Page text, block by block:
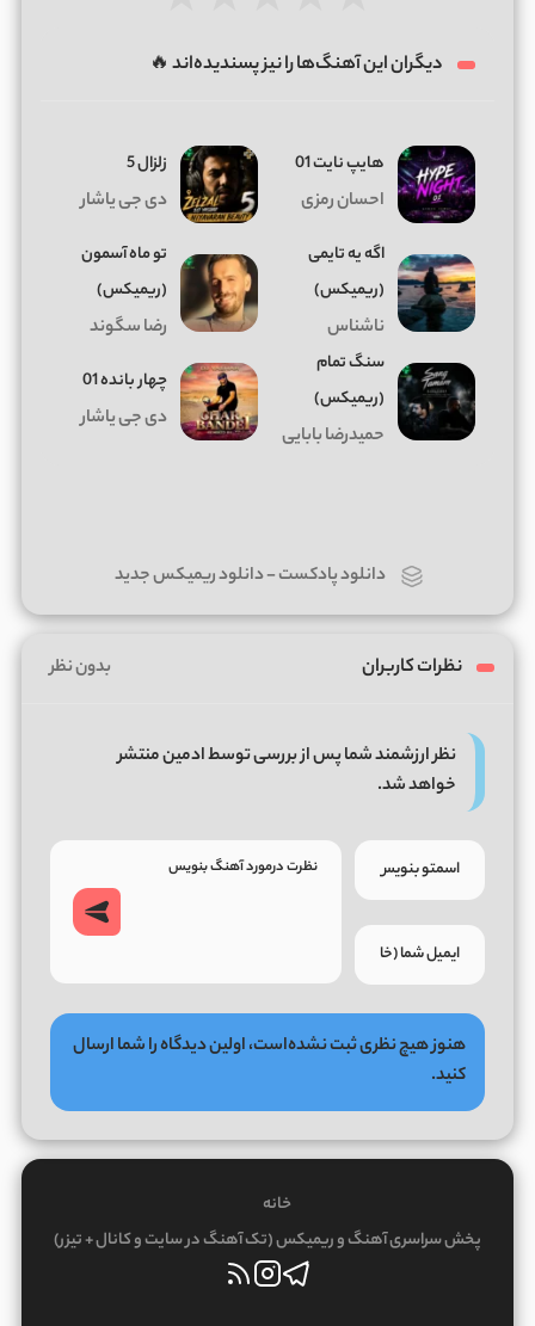
دیگران این آهنگ‌ها را نیز پسندیده‌اند 🔥
هایپ نایت 01
احسان رمزی
زلزال 5
دی جی یاشار
اگه یه تایمی
(ریمیکس)
ناشناس
تو ماه آسمون
(ریمیکس)
رضا سگوند
سنگ تمام
(ریمیکس)
حمیدرضا بابایی
چهار بانده 01
دی جی یاشار
دانلود پادکست-دانلود ریمیکس جدید
نظرات کاربران بدون نظر
نظر ارزشمند شما پس از بررسی توسط ادمین منتشر
خواهد شد.
هنوز هیچ نظری ثبت نشده‌است، اولین دیدگاه را شما ارسال
کنید.
خانه
پخش سراسری آهنگ و ریمیکس (تک آهنگ در سایت و کانال + تیزر)